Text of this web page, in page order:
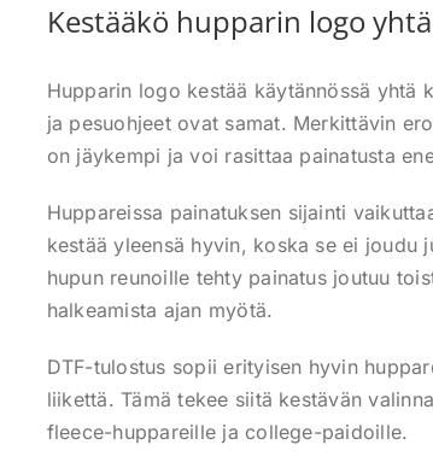
Kestääkö hupparin logo
Hupparin logo kestää käytännössä yhtä
ja pesuohjeet ovat samat. Merkittävin
on jäykempi ja voi rasittaa painatusta
Huppareissa painatuksen sijainti
kestää yleensä hyvin, koska se ei joudu
hupun reunoille tehty painatus joutuu
halkeamista ajan myötä.
DTF-tulostus sopii erityisen hyvin
liikettä. Tämä tekee siitä kestävän
fleece-huppareille ja college-paidoille.